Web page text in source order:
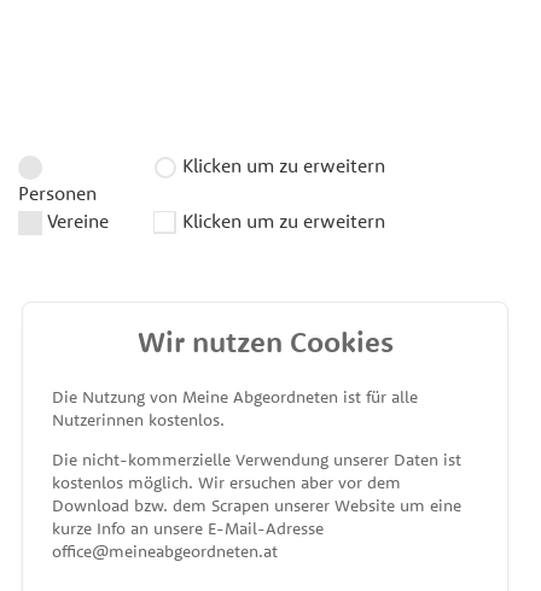
Personen
Klicken um zu erweitern
Vereine Klicken um zu erweitern
MEINE ABGEORDNETEN
unterstützt von
Wir nutzen Cookies
Die Nutzung von Meine Abgeordneten ist für alle
Nutzerinnen kostenlos.
Die nicht-kommerzielle Verwendung unserer Daten ist
kostenlos möglich. Wir ersuchen aber vor dem
Download bzw. dem Scrapen unserer Website um eine
kurze Info an unsere E-Mail-Adresse
office@meineabgeordneten.at